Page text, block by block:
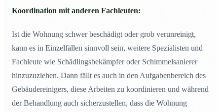
Koordination mit anderen Fachleuten:
Ist die Wohnung schwer beschädigt oder grob verunreinigt,
kann es in Einzelfällen sinnvoll sein, weitere Spezialisten und
Fachleute wie Schädlingsbekämpfer oder Schimmelsanierer
hinzuzuziehen. Dann fällt es auch in den Aufgabenbereich des
Gebäudereinigers, diese Arbeiten zu koordinieren und während
der Behandlung auch sicherzustellen, dass die Wohnung